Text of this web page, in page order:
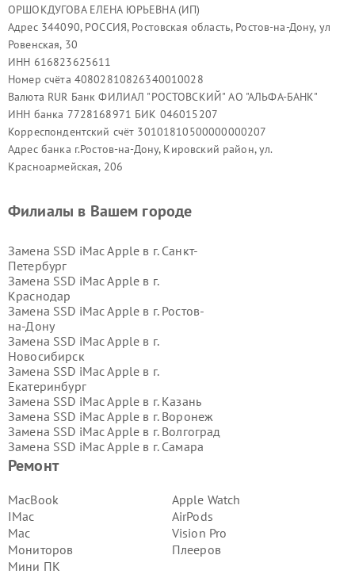
ОРШОКДУГОВА ЕЛЕНА ЮРЬЕВНА (ИП)
Адрес 344090, РОССИЯ, Ростовская область, Ростов-на-Дону, ул
Ровенская, 30
ИНН 616823625611
Номер счёта 40802810826340010028
Валюта RUR Банк ФИЛИАЛ "РОСТОВСКИЙ" АО "АЛЬФА-БАНК"
ИНН банка 7728168971 БИК 046015207
Корреспондентский счёт 30101810500000000207
Адрес банка г.Ростов-на-Дону, Кировский район, ул.
Красноармейская, 206
Ремонт
MacBook
IMac
Mac
Мониторов
Мини ПК
Apple Watch
AirPods
Vision Pro
Плееров
Филиалы в Вашем городе
Замена SSD iMac Apple в г. Санкт-
Петербург
Замена SSD iMac Apple в г.
Краснодар
Замена SSD iMac Apple в г. Ростов-
на-Дону
Замена SSD iMac Apple в г.
Новосибирск
Замена SSD iMac Apple в г.
Екатеринбург
Замена SSD iMac Apple в г. Казань
Замена SSD iMac Apple в г. Воронеж
Замена SSD iMac Apple в г. Волгоград
Замена SSD iMac Apple в г. Самара
Замена SSD iMac Apple в г.
Красноярск
Замена SSD iMac Apple в г.
Ижевск
Замена SSD iMac Apple в г.
Челябинск
Замена SSD iMac Apple в г.
Тюмень
Замена SSD iMac Apple в г.